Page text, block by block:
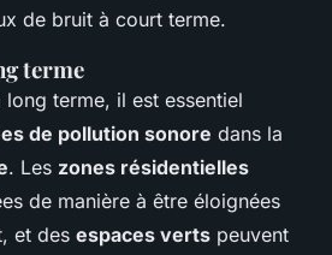
de bruit à court terme.
terme
terme, il est essentiel
de pollution sonore dans la
. Les zones résidentielles
de manière à être éloignées
et des espaces verts peuvent